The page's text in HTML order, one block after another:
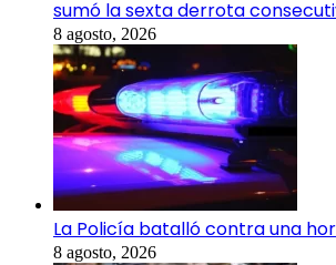
sumó la sexta derrota
8 agosto, 2026
La Policía batalló contra una
8 agosto, 2026